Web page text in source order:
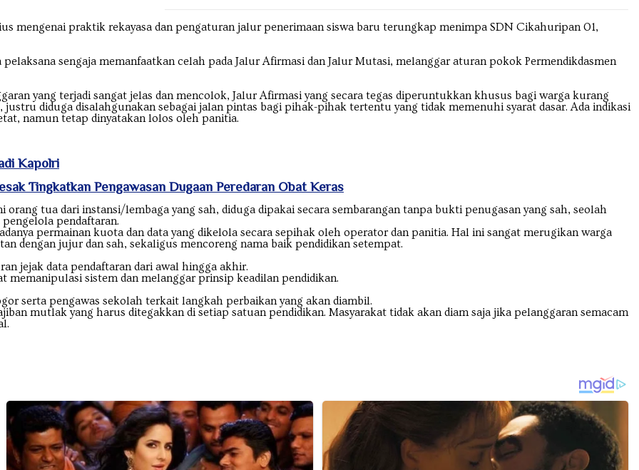
mengenai praktik rekayasa dan pengaturan jalur penerimaan siswa baru terungkap menimpa SDN Cikahuripan 01,
sengaja memanfaatkan celah pada Jalur Afirmasi dan Jalur Mutasi, melanggar aturan pokok Permendikdasmen
yang terjadi sangat jelas dan mencolok, Jalur Afirmasi yang secara tegas diperuntukkan khusus bagi warga kurang
justru diduga disalahgunakan sebagai jalan pintas bagi pihak-pihak tertentu yang tidak memenuhi syarat dasar. Ada indikasi
namun tetap dinyatakan lolos oleh panitia.
Kapolri
Tingkatkan Pengawasan Dugaan Peredaran Obat Keras
tua dari instansi/lembaga yang sah, diduga dipakai secara sembarangan tanpa bukti penugasan yang sah, seolah
pendaftaran.
permainan kuota dan data yang dikelola secara sepihak oleh operator dan panitia. Hal ini sangat merugikan warga
dengan jujur dan sah, sekaligus mencoreng nama baik pendidikan setempat.
jejak data pendaftaran dari awal hingga akhir.
sistem dan melanggar prinsip keadilan pendidikan.
serta pengawas sekolah terkait langkah perbaikan yang akan diambil.
mutlak yang harus ditegakkan di setiap satuan pendidikan. Masyarakat tidak akan diam saja jika pelanggaran semacam